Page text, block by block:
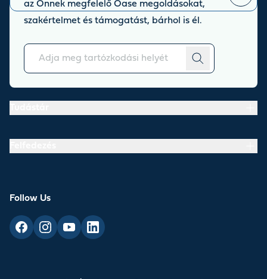
az Önnek megfelelő Oase megoldásokat,
szakértelmet és támogatást, bárhol is él.
You can unsubscribe at any time.
Rólunk
Follow Us